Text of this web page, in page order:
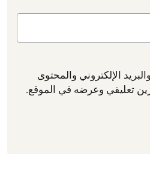
الإلكتروني والمحتوى
تعليقي وعرضه في الموقع.